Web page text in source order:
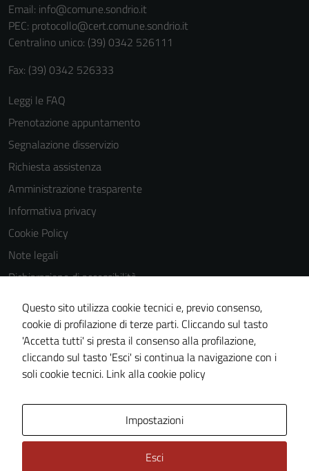
Email: info@comune.sondrio.it
PEC: protocollo@cert.comune.sondrio.it
Centralino unico: (39) 0342 526111
Fax: (39) 0342 526333
Leggi le FAQ
Prenotazione appuntamento
Segnalazione disservizio
Richiesta assistenza
Amministrazione trasparente
Informativa privacy
Cookie Policy
Note legali
Dichiarazione di accessibilità
Dichiarazione di accessibilità Servizi
Whistleblowing
Piano di miglioramento del sito
Area riservata
Questo sito utilizza cookie tecnici e, previo consenso,
cookie di profilazione di terze parti. Cliccando sul tasto
'Accetta tutti' si presta il consenso alla profilazione,
cliccando sul tasto 'Esci' si continua la navigazione con i
soli cookie tecnici. Link alla cookie policy
Impostazioni
Esci